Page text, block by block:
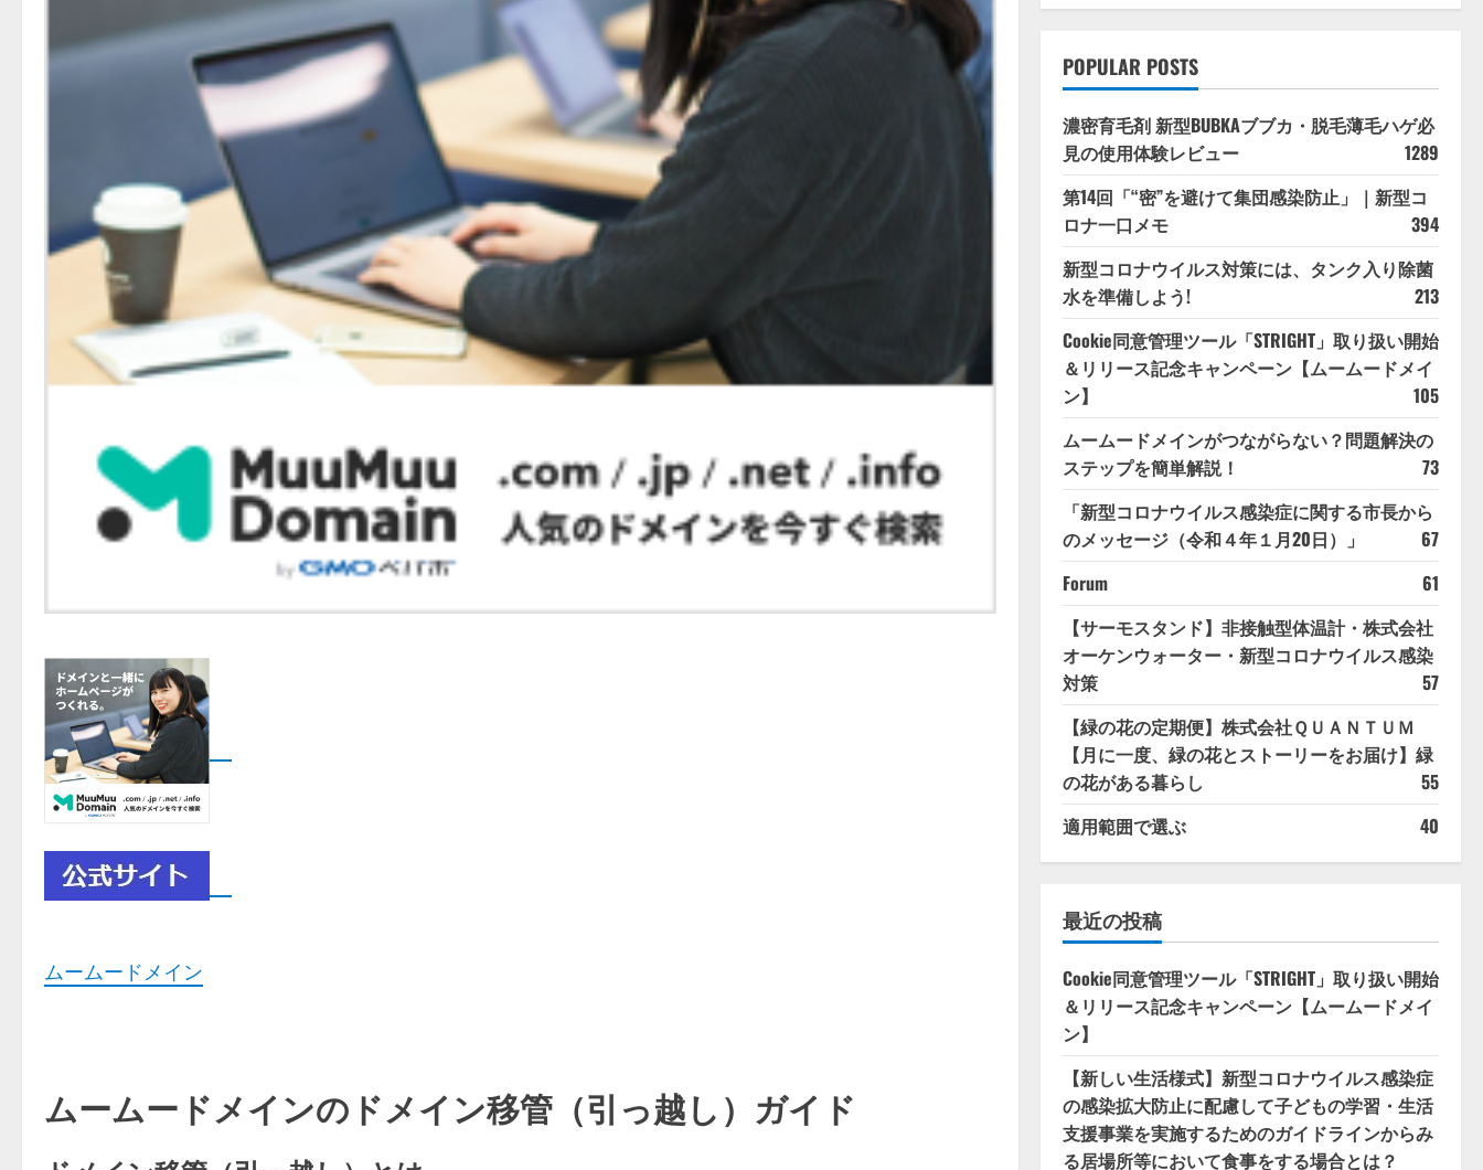
ムームードメイン
ムームードメインのドメイン移管（引っ越し）ガイド
POPULAR POSTS
濃密育毛剤 新型BUBKAブブカ・脱毛薄毛ハゲ必
見の使用体験レビュー
1289
第14回「“密”を避けて集団感染防止」｜新型コ
ロナ一口メモ
394
新型コロナウイルス対策には、タンク入り除菌
水を準備しよう!
213
Cookie同意管理ツール「STRIGHT」取り扱い開始
＆リリース記念キャンペーン【ムームードメイ
ン】
105
ムームードメインがつながらない？問題解決の
ステップを簡単解説！
73
「新型コロナウイルス感染症に関する市長から
のメッセージ（令和４年１月20日）」
67
Forum
61
【サーモスタンド】非接触型体温計・株式会社
オーケンウォーター・新型コロナウイルス感染
対策
57
【緑の花の定期便】株式会社ＱＵＡＮＴＵＭ
【月に一度、緑の花とストーリーをお届け】緑
の花がある暮らし
55
適用範囲で選ぶ
40
最近の投稿
Cookie同意管理ツール「STRIGHT」取り扱い開始
＆リリース記念キャンペーン【ムームードメイ
ン】
【新しい生活様式】新型コロナウイルス感染症
の感染拡大防止に配慮して子どもの学習・生活
支援事業を実施するためのガイドラインからみ
る居場所等において食事をする場合とは？